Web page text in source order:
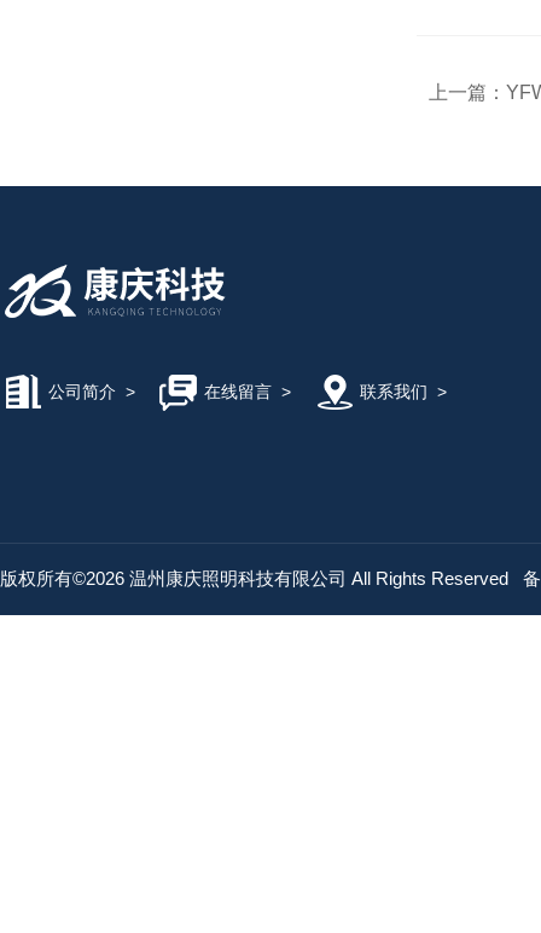
上一篇：
公司简介 > 在线留言> 联系我们 >
版权所有©2026 温州康庆照明科技有限公司 All Rights Reserved